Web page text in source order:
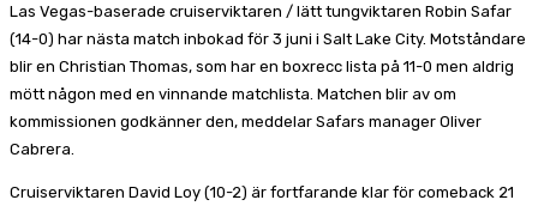
Las Vegas-baserade cruiserviktaren / lätt tungviktaren Robin Safar
(14-0) har nästa match inbokad för 3 juni i Salt Lake City. Motståndare
blir en Christian Thomas, som har en boxrecc lista på 11-0 men aldrig
mött någon med en vinnande matchlista. Matchen blir av om
kommissionen godkänner den, meddelar Safars manager Oliver
Cabrera.
Cruiserviktaren David Loy (10-2) är fortfarande klar för comeback 21